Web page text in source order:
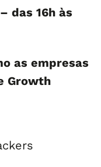
das 16h às
as empresas
Growth